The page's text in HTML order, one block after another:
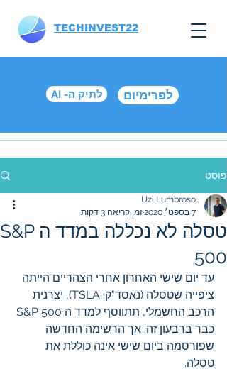
TECHINVEST22
AI -לתיק ה לפרימיום
פוסט
טסלה לא נכללה במדד ה S&P
500
Uzi Lumbroso
7 בספט׳ 2020
זמן קריאה 3 דקות
עד יום שישי האחרון אחרי הצהריים הייתה
ציפייה שטסלה (נאסד"ק: TSLA), יצרנית
כבר ברבעון זה. אך הרשימה החדשה
שפורסמה ביום שישי אינה כוללת את
טסלה.